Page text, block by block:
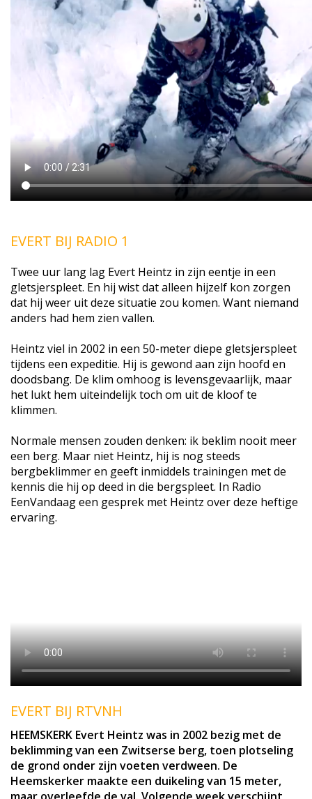
EVERT BIJ RADIO 1
Twee uur lang lag Evert Heintz in zijn eentje in een
gletsjerspleet. En hij wist dat alleen hijzelf kon zorgen
dat hij weer uit deze situatie zou komen. Want niemand
anders had hem zien vallen.
Heintz viel in 2002 in een 50-meter diepe gletsjerspleet
tijdens een expeditie. Hij is gewond aan zijn hoofd en
doodsbang. De klim omhoog is levensgevaarlijk, maar
het lukt hem uiteindelijk toch om uit de kloof te
klimmen.
Normale mensen zouden denken: ik beklim nooit meer
een berg. Maar niet Heintz, hij is nog steeds
bergbeklimmer en geeft inmiddels trainingen met de
kennis die hij op deed in die bergspleet. In Radio
EenVandaag een gesprek met Heintz over deze heftige
ervaring.
EVERT BIJ RTVNH
HEEMSKERK Evert Heintz was in 2002 bezig met de
beklimming van een Zwitserse berg, toen plotseling
de grond onder zijn voeten verdween. De
Heemskerker maakte een duikeling van 15 meter,